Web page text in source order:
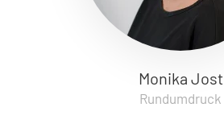
Monika Jost
Rundumdruck